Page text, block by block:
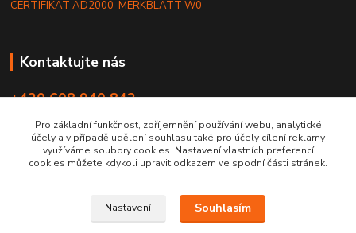
CERTIFIKÁT AD2000-MERKBLATT W0
Kontaktujte nás
+420 608 940 842
prodej@komap.cz
Pro základní funkčnost, zpříjemnění používání webu, analytické
účely a v případě udělení souhlasu také pro účely cílení reklamy
využíváme soubory cookies. Nastavení vlastních preferencí
cookies můžete kdykoli upravit odkazem ve spodní části stránek.
Nastavení Souhlasím